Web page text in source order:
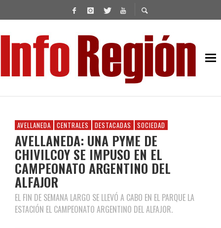
AVELLANEDA CENTRALES DESTACADAS SOCIEDAD
AVELLANEDA: UNA PYME DE
CHIVILCOY SE IMPUSO EN EL
CAMPEONATO ARGENTINO DEL
ALFAJOR
EL FIN DE SEMANA LARGO SE LLEVÓ A CABO EN EL PARQUE LA
ESTACIÓN EL CAMPEONATO ARGENTINO DEL ALFAJOR.